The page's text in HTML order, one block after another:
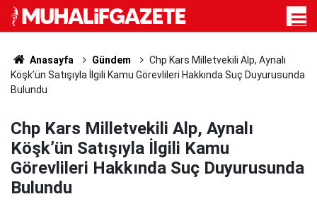
Anasayfa Gündem
Chp Kars Milletvekili Alp, Aynalı
Köşk’ün Satışıyla İlgili Kamu Görevlileri Hakkında Suç Duyurusunda
Bulundu
Chp Kars Milletvekili Alp, Aynalı
Köşk’ün Satışıyla İlgili Kamu
Görevlileri Hakkında Suç Duyurusunda
Bulundu